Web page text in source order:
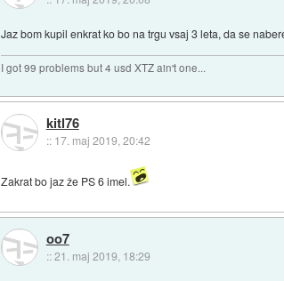
Jaz bom kupil enkrat ko bo na trgu vsaj 3 leta, da se
I got 99 problems but 4 usd XTZ ain't one...
kitl76
:: 17. maj 2019, 20:42
Zakrat bo jaz že PS 6 imel.
oo7
::21. maj 2019, 18:29